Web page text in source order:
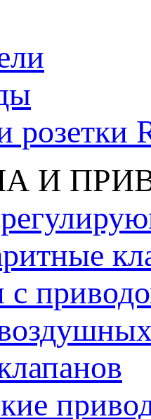
розетки
И
с